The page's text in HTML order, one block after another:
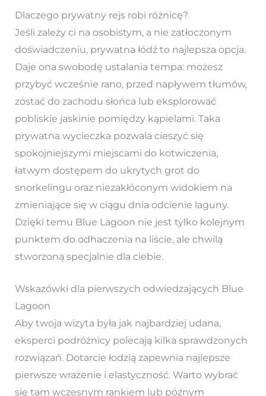
Dlaczego prywatny rejs robi różnicę?
Jeśli zależy ci na osobistym, a nie zatłoczonym
doświadczeniu, prywatna łódź to najlepsza opcja.
Daje ona swobodę ustalania tempa: możesz
przybyć wcześnie rano, przed napływem tłumów,
zostać do zachodu słońca lub eksplorować
pobliskie jaskinie pomiędzy kąpielami. Taka
prywatna wycieczka pozwala cieszyć się
spokojniejszymi miejscami do kotwiczenia,
łatwym dostępem do ukrytych grot do
snorkelingu oraz niezakłóconym widokiem na
zmieniające się w ciągu dnia odcienie laguny.
Dzięki temu Blue Lagoon nie jest tylko kolejnym
punktem do odhaczenia na liście, ale chwilą
stworzoną specjalnie dla ciebie.
Wskazówki dla pierwszych odwiedzających Blue
Lagoon
Aby twoja wizyta była jak najbardziej udana,
eksperci podróżnicy polecają kilka sprawdzonych
rozwiązań. Dotarcie łodzią zapewnia najlepsze
pierwsze wrażenie i elastyczność. Warto wybrać
się tam wczesnym rankiem lub późnym